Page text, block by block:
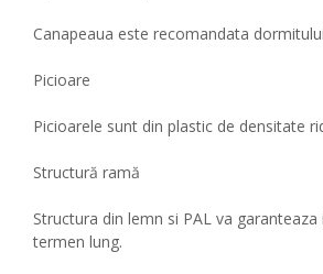
Canapeaua este recomandata
Picioare
Picioarele sunt din plastic de densitate
Structură ramă
Structura din lemn si PAL va garanteaza
termen lung.